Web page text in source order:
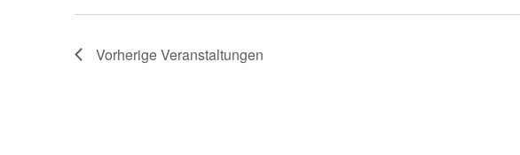
VorherigeVeranstaltungen